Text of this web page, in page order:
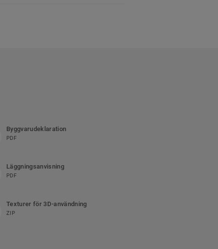
Byggvarudeklaration
PDF
Läggningsanvisning
PDF
Texturer för 3D-användning
ZIP